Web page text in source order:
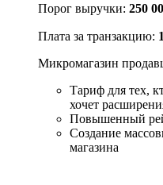
Порог выручки: 250
Плата за транзакцию:
Микромагазин
Тариф для тех,
хочет
Повышенный
Создание
магазина